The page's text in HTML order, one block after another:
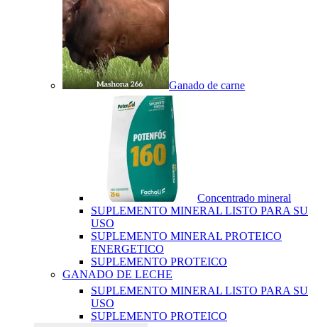
Ganado de carne
Concentrado mineral
SUPLEMENTO MINERAL LISTO PARA SU
USO
SUPLEMENTO MINERAL PROTEICO
ENERGETICO
SUPLEMENTO PROTEICO
GANADO DE LECHE
SUPLEMENTO MINERAL LISTO PARA SU
USO
SUPLEMENTO PROTEICO